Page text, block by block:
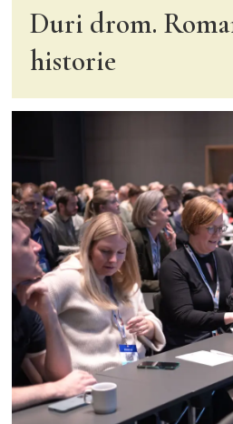
Duri drom.
historie